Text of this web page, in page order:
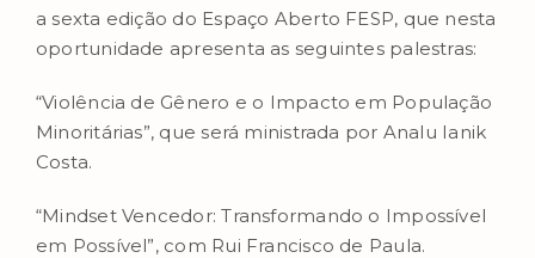
a sexta edição do Espaço Aberto FESP, que nesta
oportunidade apresenta as seguintes palestras:
“Violência de Gênero e o Impacto em População
Minoritárias”, que será ministrada por Analu Ianik
Costa.
“Mindset Vencedor: Transformando o Impossível
em Possível”, com Rui Francisco de Paula.